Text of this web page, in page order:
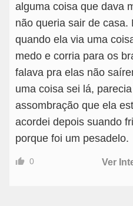
alguma coisa que dava
não queria sair de
quando ela via uma
medo e corria para os
falava pra elas não
uma coisa sei lá,
assombração que ela
acordei depois suando
porque foi um pesadelo.
0 Ver